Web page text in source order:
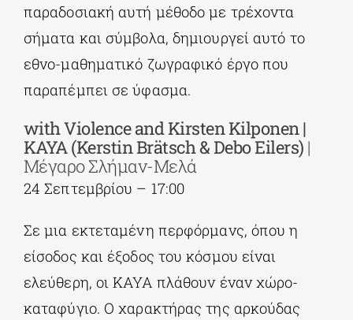
παραδοσιακή αυτή μέθοδο με τρέχοντα
σήματα και σύμβολα, δημιουργεί αυτό το
εθνο-μαθηματικό ζωγραφικό έργο που
παραπέμπει σε ύφασμα.
with Violence and Kirsten Kilponen |
KAYA (Kerstin Brätsch & Debo Eilers) |
Μέγαρο Σλήμαν-Μελά
24 Σεπτεμβρίου – 17:00
Σε μια εκτεταμένη περφόρμανς, όπου η
είσοδος και έξοδος του κόσμου είναι
ελεύθερη, οι KAYA πλάθουν έναν χώρο-
καταφύγιο. Ο χαρακτήρας της αρκούδας